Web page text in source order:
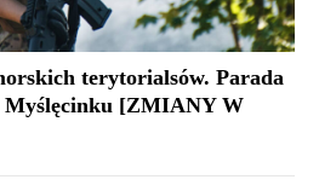
terytorialsów. Parada
Myślęcinku [ZMIANY W